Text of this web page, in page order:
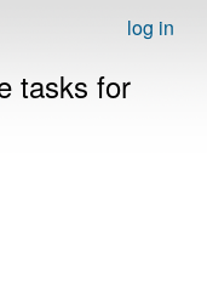
log in
tasks for